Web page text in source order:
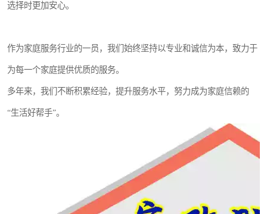
选择时更加安心。
作为家庭服务行业的一员，我们始终坚持以专业和诚信为本，致力于
为每一个家庭提供优质的服务。
多年来，我们不断积累经验，提升服务水平，努力成为家庭信赖的
“生活好帮手”。